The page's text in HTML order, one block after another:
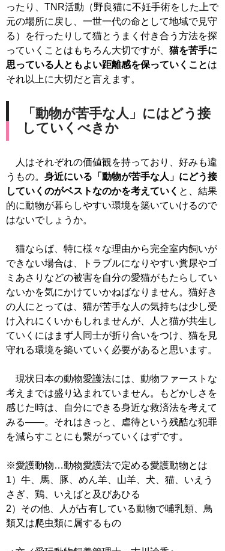
ったり、TNR活動（野良猫に不妊手術をした上で
元の場所に戻し、一世一代の命として地域で見守
る）を行ったりして猫とうまく付き合う方法を探
っていくことはもちろん大切ですが、 猫を苦手に
思っている人ともよい距離感を保っていくことは
それ以上に大切だと言えます。
「動物が苦手な人」にはどう接
していくべきか
人はそれぞれの価値観を持っており、好みも違
うもの。 身近にいる「動物が苦手な人」にどう接
していくのがベストなのかを考えていく と、結果
的に動物が暮らしやすい環境を築いていけるので
はないでしょうか。
猫ならば、特に様々な理由から完全室内飼いが
できない場合は、トラブルになりやすい糞尿やゴ
ミあさりなどの被害を自分の愛猫がもたらしてい
ないかを気にかけていかねばなりません。猫好き
の人にとっては、猫が苦手な人の気持ちは少し受
け入れにくいかもしれませんが、人と猫が共生し
ていくにはまず人同士が折り合いをつけ、猫を見
守れる環境を築いていく必要があると思います。
現状日本の動物愛護法には、動物ファーストな
考えまでは盛り込まれていません。もどかしさを
感じた時は、自分にできる身近な救済法を考えて
みる――。それはきっと、虐待という残酷な犯罪
を減らすことにも繋がっていくはずです。
※愛護動物…動物愛護法で定める愛護動物とは
1）牛、馬、豚、めん羊、山羊、犬、猫、いえう
さぎ、鶏、いえばと及びあひる
2）その他、人が占有している動物で哺乳類、鳥
類又は爬虫類に属するもの